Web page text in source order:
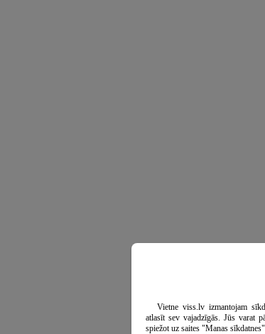
Vietne viss.lv izmantojam
atlasīt sev vajadzīgās. Jūs varat
spiežot uz saites "Manas